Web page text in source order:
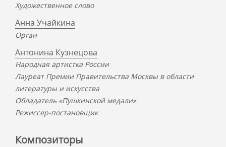
Художественное слово
Анна Учайкина
Орган
Антонина Кузнецова
Народная артистка России
Лауреат Премии Правительства Москвы в области
литературы и искусства
Обладатель «Пушкинской медали»
Режиссер-постановщик
Композиторы